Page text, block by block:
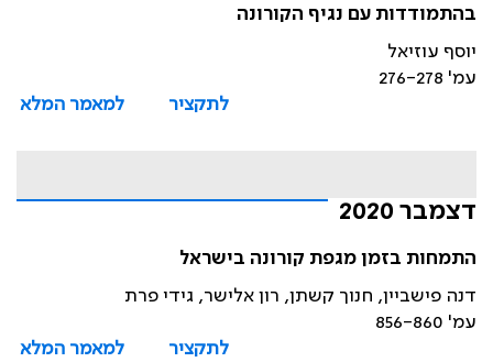
בהתמודדות עם נגיף הקורונה
יוסף עוזיאל
עמ' 276-278
לתקציר
למאמר המלא
דצמבר 2020
התמחות בזמן מגפת קורונה בישראל
דנה פישביין, חנוך קשתן, רון אלישר, גידי פרת
עמ' 856-860
לתקציר
למאמר המלא